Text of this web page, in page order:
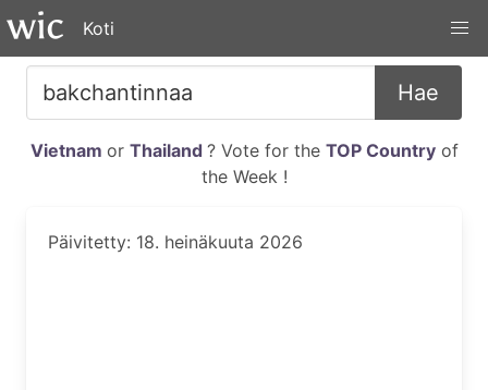
Koti
Hae
Vietnam or Thailand ? Vote for the TOP Countryof
the Week !
Päivitetty: 18. heinäkuuta 2026